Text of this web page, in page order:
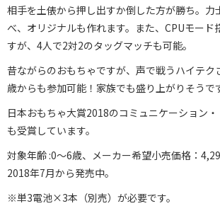
相手を土俵から押し出すか倒した方が勝ち。力
べ、オリジナルも作れます。また、CPUモード
すが、4人で2対2のタッグマッチも可能。
昔ながらのおもちゃですが、声で戦うハイテク
歳からも参加可能！家族でも盛り上がりそうで
日本おもちゃ大賞2018のコミュニケーション
も受賞しています。
対象年齢 :0〜6歳、メーカー希望小売価格：
2018年7月から発売中。
※単3電池×3本（別売）が必要です。